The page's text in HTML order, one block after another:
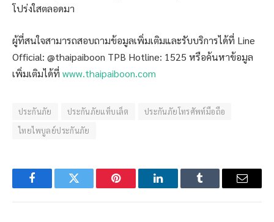
โปร่งใสตลอดมา
ผู้ที่สนใจสามารถสอบถามข้อมูลเพิ่มเติมและรับบริการได้ที่ Line
Official: @thaipaiboon TPB Hotline: 1525 หรือค้นหาข้อมูล
เพิ่มเติมได้ที่ www.thaipaiboon.com
ประกันภัย ประกันภัยแท็บเล็ต
ประกันภัยโทรศัพท์มือถือ
ไทยไพบูลย์ประกันภัย
FacebookTwitter Pinterest LinkedInTumblr Email